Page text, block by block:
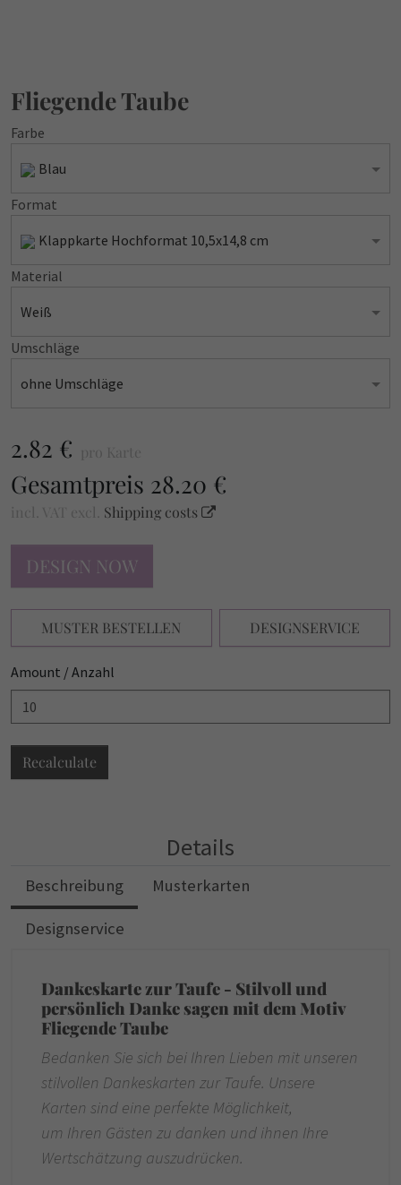
Fliegende Taube
Farbe
Blau
Format
Klappkarte Hochformat 10,5x14,8 cm
Material
Weiß
Umschläge
ohne Umschläge
2.82 € pro Karte
Gesamtpreis 28.20 €
incl. VAT excl. Shipping costs
DESIGN NOW
MUSTER BESTELLEN DESIGNSERVICE
Amount / Anzahl
Recalculate
Details
Beschreibung Musterkarten
Designservice
Dankeskarte zur Taufe - Stilvoll und
persönlich Danke sagen mit dem Motiv
Fliegende Taube
Bedanken Sie sich bei Ihren Lieben mit unseren
stilvollen Dankeskarten zur Taufe. Unsere
Karten sind eine perfekte Möglichkeit,
um Ihren Gästen zu danken und ihnen Ihre
Wertschätzung auszudrücken.